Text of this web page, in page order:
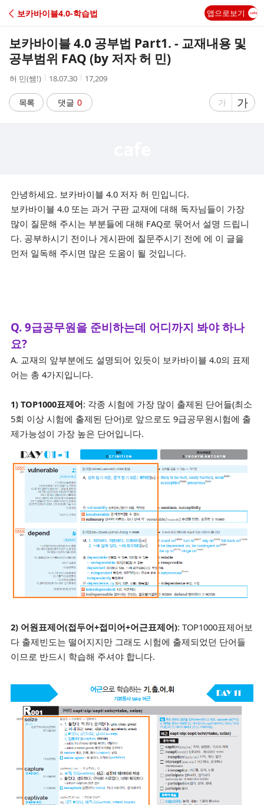
C
보카바이블4.0-학습법 앱으로보기
보카바이블 4.0 공부법 Part1. - 교재내용 및
공부범위 FAQ (by 저자 허 민)
작
자
허 민(쌤!)
작
시
간
18.07.30
조
수
17,209
목록 댓글 0
글
가
글
자
가
안녕하세요. 보카바이블 4.0 저자 허 민입니다.
보카바이블 4.0 또는 과거 구판 교재에 대해 독자님들이 가장
많이 질문해 주시는 부분들에 대해 FAQ로 묶어서 설명 드립니
다. 공부하시기 전이나 게시판에 질문주시기 전에 에 이 글을
먼저 일독해 주시면 많은 도움이 될 것입니다.
Q. 9급공무원을 준비하는데 어디까지 봐야 하나
요?
A. 교재의 앞부분에도 설명되어 있듯이 보카바이블 4.0의 표제
어는 총 4가지입니다.
1) TOP1000표제어: 각종 시험에 가장 많이 출제된 단어들(최소
5회 이상 시험에 출제된 단어)로 앞으로도 9급공무원시험에 출
제가능성이 가장 높은 단어입니다.
2) 어원표제어(접두어+접미어+어근표제어): TOP1000표제어보
다 출제빈도는 떨어지지만 그래도 시험에 출제되었던 단어들
이므로 반드시 학습해 주셔야 합니다.